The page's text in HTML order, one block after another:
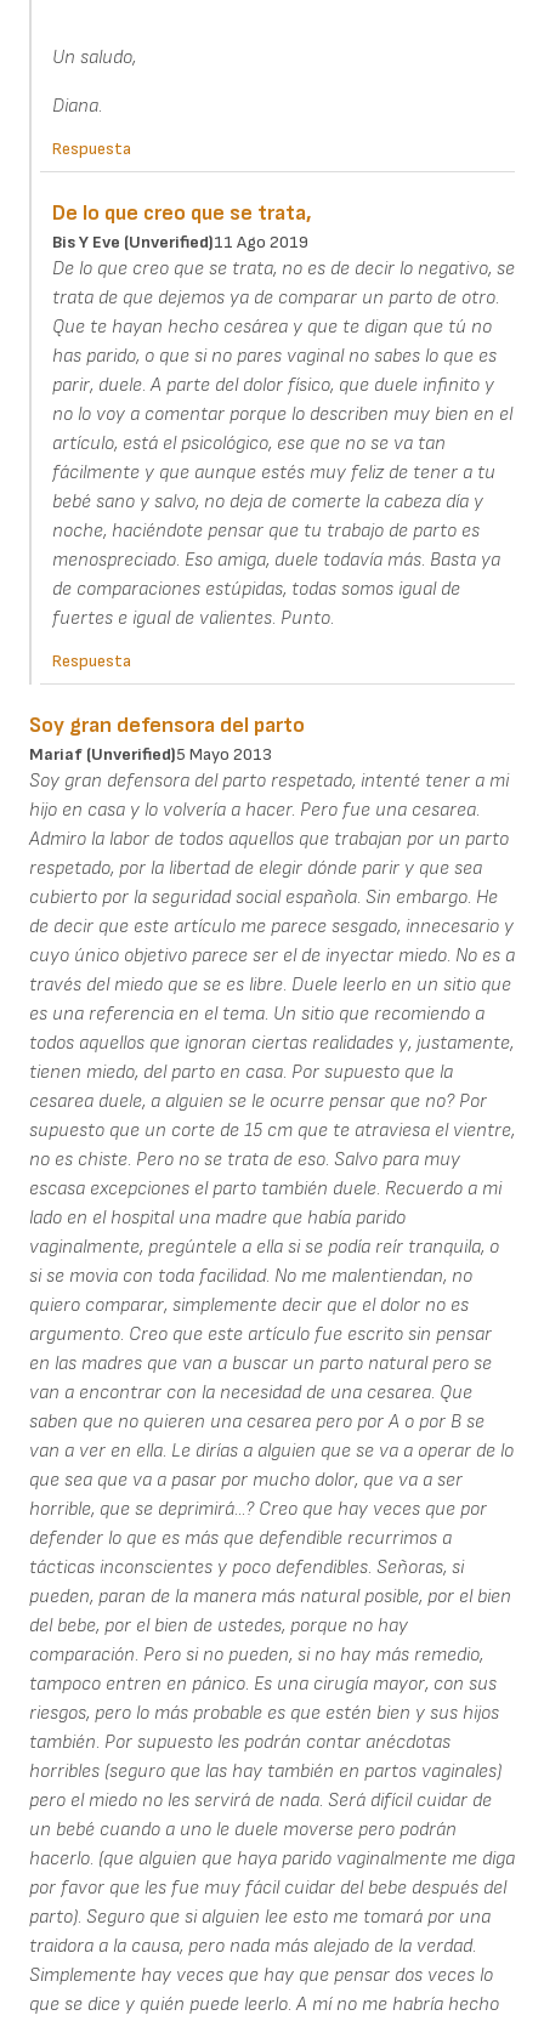
Un saludo,
Diana.
Respuesta
De lo que creo que se trata,
Bis Y Eve (unverified)11 Ago 2019
De lo que creo que se trata, no es de decir lo negativo, se
trata de que dejemos ya de comparar un parto de otro.
Que te hayan hecho cesárea y que te digan que tú no
has parido, o que si no pares vaginal no sabes lo que es
parir, duele. A parte del dolor físico, que duele infinito y
no lo voy a comentar porque lo describen muy bien en el
artículo, está el psicológico, ese que no se va tan
fácilmente y que aunque estés muy feliz de tener a tu
bebé sano y salvo, no deja de comerte la cabeza día y
noche, haciéndote pensar que tu trabajo de parto es
menospreciado. Eso amiga, duele todavía más. Basta ya
de comparaciones estúpidas, todas somos igual de
fuertes e igual de valientes. Punto.
Respuesta
Soy gran defensora del parto
Mariaf (unverified)5 Mayo 2013
Soy gran defensora del parto respetado, intenté tener a mi
hijo en casa y lo volvería a hacer. Pero fue una cesarea.
Admiro la labor de todos aquellos que trabajan por un parto
respetado, por la libertad de elegir dónde parir y que sea
cubierto por la seguridad social española. Sin embargo. He
de decir que este artículo me parece sesgado, innecesario y
cuyo único objetivo parece ser el de inyectar miedo. No es a
través del miedo que se es libre. Duele leerlo en un sitio que
es una referencia en el tema. Un sitio que recomiendo a
todos aquellos que ignoran ciertas realidades y, justamente,
tienen miedo, del parto en casa. Por supuesto que la
cesarea duele, a alguien se le ocurre pensar que no? Por
supuesto que un corte de 15 cm que te atraviesa el vientre,
no es chiste. Pero no se trata de eso. Salvo para muy
escasa excepciones el parto también duele. Recuerdo a mi
lado en el hospital una madre que había parido
vaginalmente, pregúntele a ella si se podía reír tranquila, o
si se movia con toda facilidad. No me malentiendan, no
quiero comparar, simplemente decir que el dolor no es
argumento. Creo que este artículo fue escrito sin pensar
en las madres que van a buscar un parto natural pero se
van a encontrar con la necesidad de una cesarea. Que
saben que no quieren una cesarea pero por A o por B se
van a ver en ella. Le dirías a alguien que se va a operar de lo
que sea que va a pasar por mucho dolor, que va a ser
horrible, que se deprimirá...? Creo que hay veces que por
defender lo que es más que defendible recurrimos a
tácticas inconscientes y poco defendibles. Señoras, si
pueden, paran de la manera más natural posible, por el bien
del bebe, por el bien de ustedes, porque no hay
comparación. Pero si no pueden, si no hay más remedio,
tampoco entren en pánico. Es una cirugía mayor, con sus
riesgos, pero lo más probable es que estén bien y sus hijos
también. Por supuesto les podrán contar anécdotas
horribles (seguro que las hay también en partos vaginales)
pero el miedo no les servirá de nada. Será difícil cuidar de
un bebé cuando a uno le duele moverse pero podrán
hacerlo. (que alguien que haya parido vaginalmente me diga
por favor que les fue muy fácil cuidar del bebe después del
parto). Seguro que si alguien lee esto me tomará por una
traidora a la causa, pero nada más alejado de la verdad.
Simplemente hay veces que hay que pensar dos veces lo
que se dice y quién puede leerlo. A mí no me habría hecho